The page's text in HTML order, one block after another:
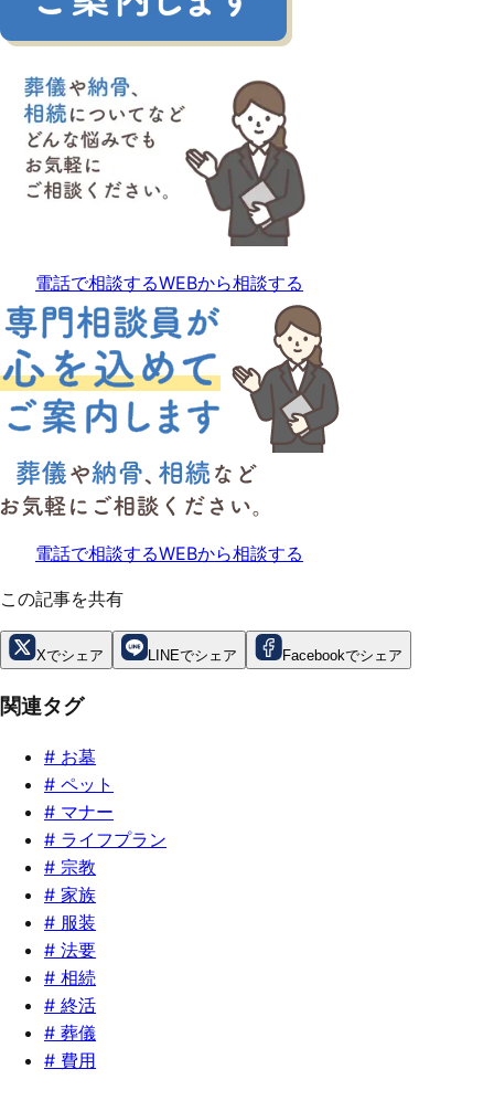
電話で相談するWEBから相談する
電話で相談するWEBから相談する
この記事を共有
Xでシェア LINEでシェア Facebookでシェア
関連タグ
# お墓
# ペット
# マナー
# ライフプラン
# 宗教
# 家族
# 服装
# 法要
# 相続
# 終活
# 葬儀
# 費用